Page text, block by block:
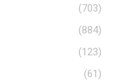
(703)
(884)
(123)
(61)